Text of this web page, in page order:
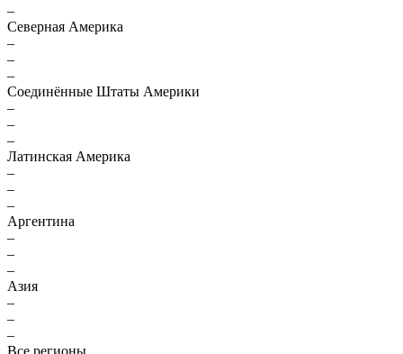
–
Северная Америка
–
–
–
Соединённые Штаты Америки
–
–
–
Латинская Америка
–
–
–
Аргентина
–
–
–
Азия
–
–
–
Все регионы